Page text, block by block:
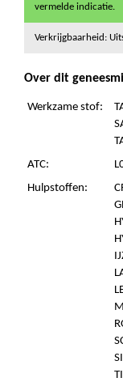
vermelde indicatie.
Verkrijgbaarheid:
Over dit
Werkzame stof:
ATC:
Hulpstoffen: